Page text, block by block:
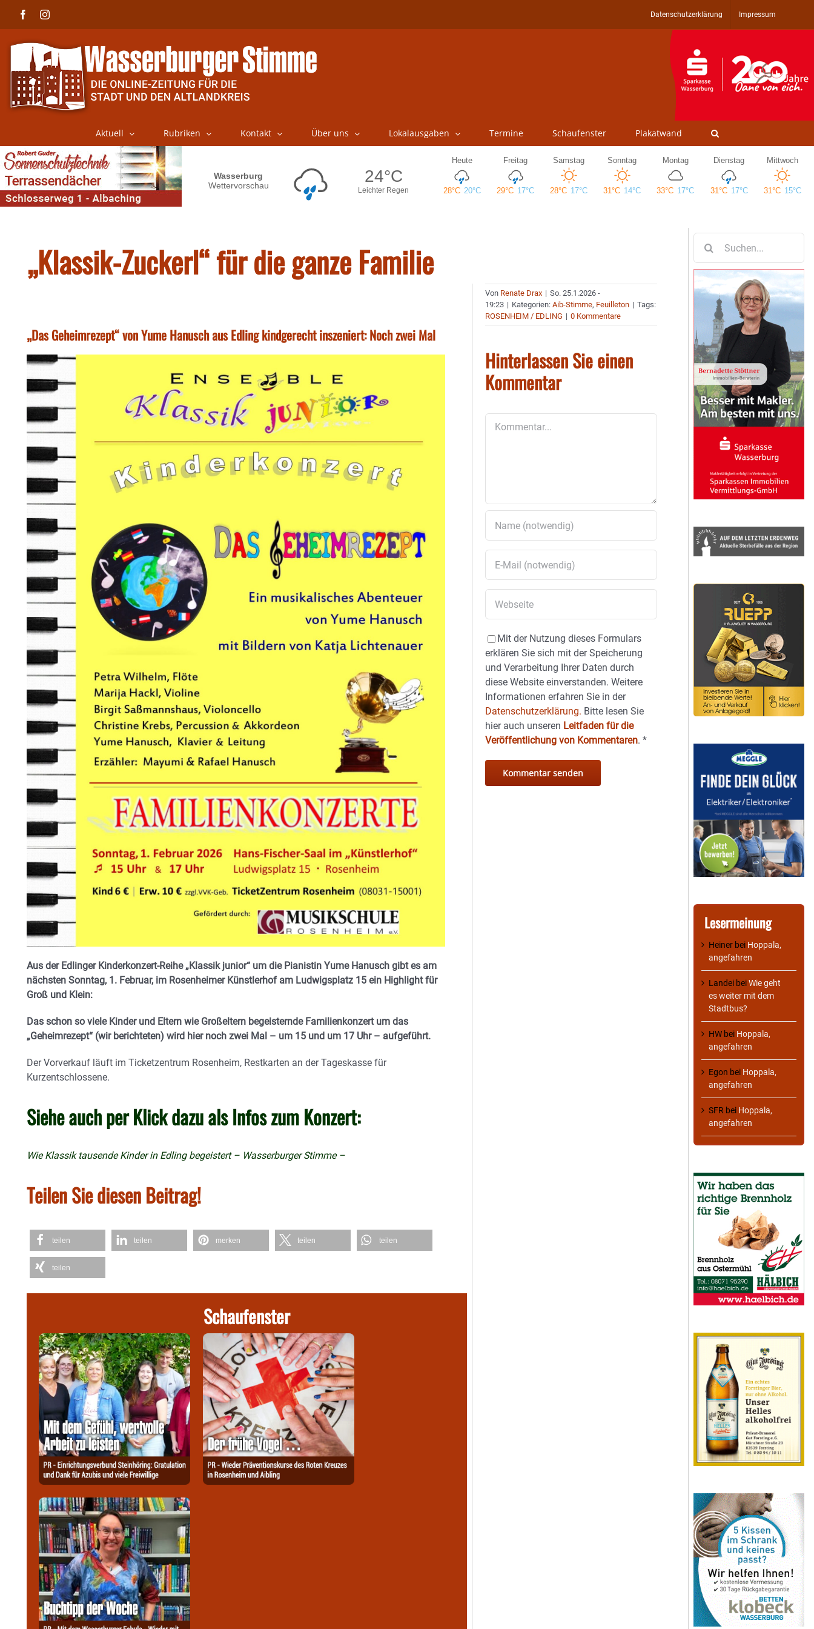
FacebookInstagram Datenschutzerklärung Impressum
Aktuell Rubriken Kontakt Über uns Lokalausgaben Termine Schaufenster Plakatwand
„Klassik-Zuckerl“ für die ganze Familie
„Das Geheimrezept“ von Yume Hanusch aus Edling kindgerecht inszeniert: Noch zwei Mal
Aus der Edlinger Kinderkonzert-Reihe „Klassik junior“ um die Pianistin Yume Hanusch gibt es am
nächsten Sonntag, 1. Februar, im Rosenheimer Künstlerhof am Ludwigsplatz 15 ein Highlight für
Groß und Klein:
Das schon so viele Kinder und Eltern wie Großeltern begeisternde Familienkonzert um das
„Geheimrezept“ (wir berichteten) wird hier noch zwei Mal – um 15 und um 17 Uhr – aufgeführt.
Der Vorverkauf läuft im Ticketzentrum Rosenheim, Restkarten an der Tageskasse für
Kurzentschlossene.
Siehe auch per Klick dazu als Infos zum Konzert:
Wie Klassik tausende Kinder in Edling begeistert – Wasserburger Stimme –
Teilen Sie diesen Beitrag!
teilen teilen merken teilen teilen
teilen
Schaufenster
Von Renate Drax | So. 25.1.2026 -
19:23 | Kategorien:Aib-Stimme, Feuilleton | Tags:
ROSENHEIM / EDLING | 0 Kommentare
Hinterlassen Sie einen
Kommentar
Mit der Nutzung dieses Formulars
erklären Sie sich mit der Speicherung
und Verarbeitung Ihrer Daten durch
diese Website einverstanden. Weitere
Informationen erfahren Sie in der
Datenschutzerklärung. Bitte lesen Sie
hier auch unseren Leitfaden für die
Veröffentlichung von Kommentaren.*
nach:
Lesermeinung
Heiner bei Hoppala,
angefahren
Landei beiWie geht
es weiter mit dem
Stadtbus?
HW bei Hoppala,
angefahren
Egon bei Hoppala,
angefahren
SFR bei Hoppala,
angefahren